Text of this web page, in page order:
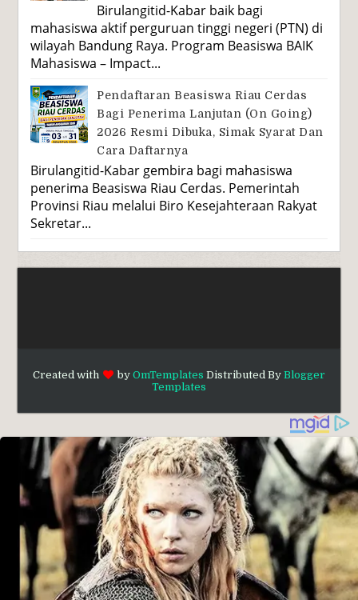
Birulangitid-Kabar baik bagi
mahasiswa aktif perguruan tinggi negeri (PTN) di
wilayah Bandung Raya. Program Beasiswa BAIK
Mahasiswa – Impact...
Pendaftaran Beasiswa Riau Cerdas
Bagi Penerima Lanjutan (On Going)
2026 Resmi Dibuka, Simak Syarat Dan
Cara Daftarnya
Birulangitid-Kabar gembira bagi mahasiswa
penerima Beasiswa Riau Cerdas. Pemerintah
Provinsi Riau melalui Biro Kesejahteraan Rakyat
Sekretar...
Created with by OmTemplates Distributed By Blogger
Templates